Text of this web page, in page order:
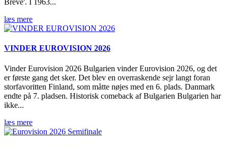
Breve'. I 1963...
læs mere
VINDER EUROVISION 2026
Vinder Eurovision 2026 Bulgarien vinder Eurovision 2026, og det
er første gang det sker. Det blev en overraskende sejr langt foran
storfavoritten Finland, som måtte nøjes med en 6. plads. Danmark
endte på 7. pladsen. Historisk comeback af Bulgarien Bulgarien har
ikke...
læs mere